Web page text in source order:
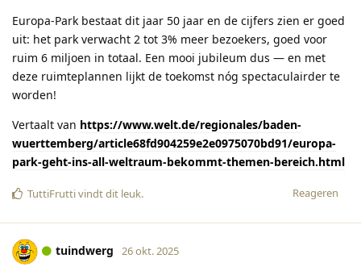
Europa-Park bestaat dit jaar 50 jaar en de cijfers zien er goed
uit: het park verwacht 2 tot 3% meer bezoekers, goed voor
ruim 6 miljoen in totaal. Een mooi jubileum dus — en met
deze ruimteplannen lijkt de toekomst nóg spectaculairder te
worden!
Vertaalt van https://www.welt.de/regionales/baden-
wuerttemberg/article68fd904259e2e0975070bd91/europa-
park-geht-ins-all-weltraum-bekommt-themen-bereich.html
Reageren
TuttiFruttivindt dit leuk.
tuindwerg 26 okt. 2025